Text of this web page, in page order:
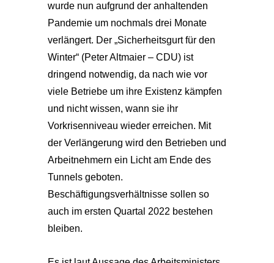
wurde nun aufgrund der anhaltenden
Pandemie um nochmals drei Monate
verlängert. Der „Sicherheitsgurt für den
Winter“ (Peter Altmaier – CDU) ist
dringend notwendig, da nach wie vor
viele Betriebe um ihre Existenz kämpfen
und nicht wissen, wann sie ihr
Vorkrisenniveau wieder erreichen. Mit
der Verlängerung wird den Betrieben und
Arbeitnehmern ein Licht am Ende des
Tunnels geboten.
Beschäftigungsverhältnisse sollen so
auch im ersten Quartal 2022 bestehen
bleiben.